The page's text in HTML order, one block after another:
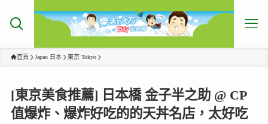
首頁 Japan 日本 東京 Tokyo
[東京美食推薦] 日本橋 金子半之助 @ CP
值爆炸、爆炸好吃的的天丼名店，太好吃